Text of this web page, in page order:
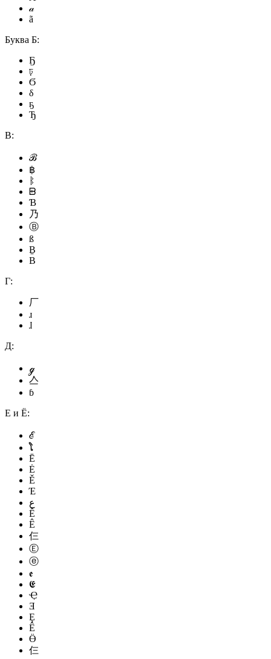
𝒶
ã
Буква Б:
Ҕ
ঢ়
Ϭ
δ
ҕ
Ђ
В:
ℬ
฿
ᛔ
ᗸ
Ɓ
乃
Ⓑ
ß
Ḇ
Β
Г:
厂
ɹ
ɺ
Д:
ℊ
亼
ɓ
Е и Ё:
ℰ
ໂ
Ē
Ė
Ě
Έ
ع
Ễ
Ê
仨
Ⓔ
ⓔ
𝖊
𝕰
Ҿ
Ǝ
Ȩ
Ê
Ӫ
仨